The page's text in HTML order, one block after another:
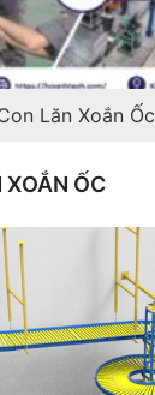
Lăn Xoắn Ốc
XOẮN ỐC